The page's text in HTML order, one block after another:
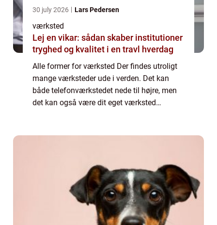
30 july 2026 Lars Pedersen
værksted
Lej en vikar: sådan skaber institutioner
tryghed og kvalitet i en travl hverdag
Alle former for værksted Der findes utroligt
mange værksteder ude i verden. Det kan
både telefonværkstedet nede til højre, men
det kan også være dit eget værksted